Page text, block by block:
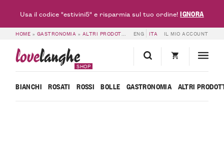
HOME » GASTRONOMIA » ALTRI PRODOTTI ALBARRETTA – BARRETTA
ENG ITA IL MIO ACCOUNT
lovelanghe
SHOP
BIANCHI ROSATI ROSSI BOLLE GASTRONOMIA ALTRI
Usa il codice "estivini5" e risparmia sul tuo ordine!IGNORA